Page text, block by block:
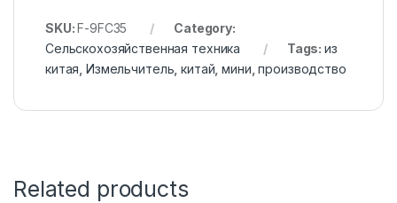
SKU:F-9FC35
Category:
Сельскохозяйственная техника
Tags: из
китая ,Измельчитель ,китай ,мини ,производство
Related products